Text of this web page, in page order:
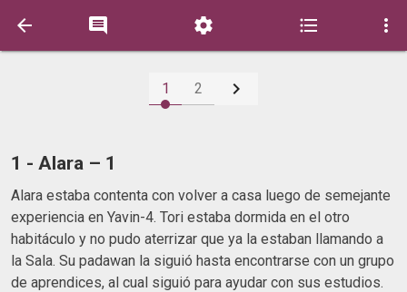
    
1 2 
1 - Alara – 1
Alara estaba contenta con volver a casa luego de semejante
experiencia en Yavin-4. Tori estaba dormida en el otro
habitáculo y no pudo aterrizar que ya la estaban llamando a
la Sala. Su padawan la siguió hasta encontrarse con un grupo
de aprendices, al cual siguió para ayudar con sus estudios.